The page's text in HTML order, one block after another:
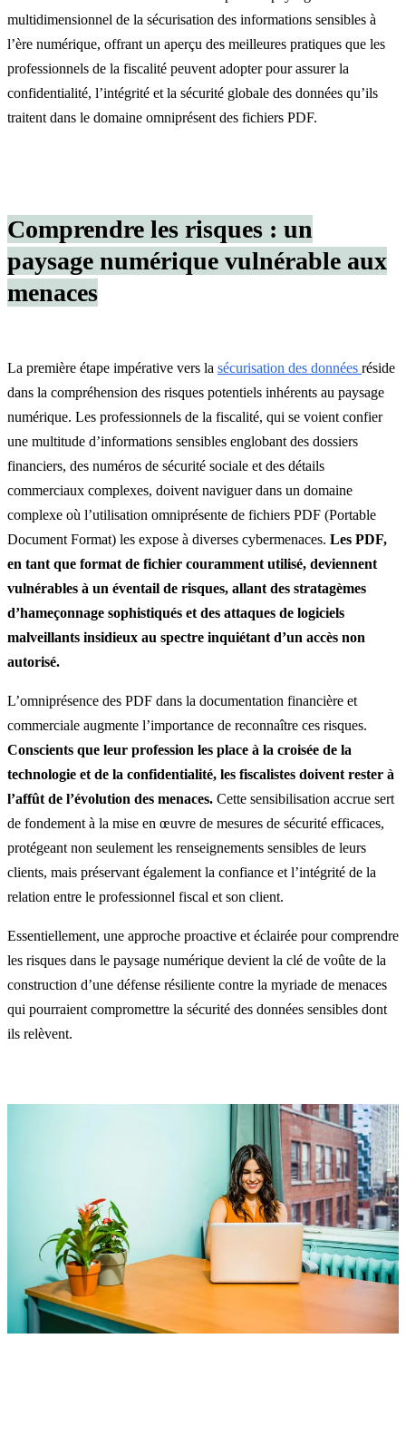
multidimensionnel de la sécurisation des informations sensibles à
l’ère numérique, offrant un aperçu des meilleures pratiques que les
professionnels de la fiscalité peuvent adopter pour assurer la
confidentialité, l’intégrité et la sécurité globale des données qu’ils
traitent dans le domaine omniprésent des fichiers PDF.
Comprendre les risques : un
paysage numérique vulnérable aux
menaces
La première étape impérative vers la sécurisation des données réside
dans la compréhension des risques potentiels inhérents au paysage
numérique. Les professionnels de la fiscalité, qui se voient confier
une multitude d’informations sensibles englobant des dossiers
financiers, des numéros de sécurité sociale et des détails
commerciaux complexes, doivent naviguer dans un domaine
complexe où l’utilisation omniprésente de fichiers PDF (Portable
Document Format) les expose à diverses cybermenaces. Les PDF,
en tant que format de fichier couramment utilisé, deviennent
vulnérables à un éventail de risques, allant des stratagèmes
d’hameçonnage sophistiqués et des attaques de logiciels
malveillants insidieux au spectre inquiétant d’un accès non
autorisé.
L’omniprésence des PDF dans la documentation financière et
commerciale augmente l’importance de reconnaître ces risques.
Conscients que leur profession les place à la croisée de la
technologie et de la confidentialité, les fiscalistes doivent rester à
l’affût de l’évolution des menaces. Cette sensibilisation accrue sert
de fondement à la mise en œuvre de mesures de sécurité efficaces,
protégeant non seulement les renseignements sensibles de leurs
clients, mais préservant également la confiance et l’intégrité de la
relation entre le professionnel fiscal et son client.
Essentiellement, une approche proactive et éclairée pour comprendre
les risques dans le paysage numérique devient la clé de voûte de la
construction d’une défense résiliente contre la myriade de menaces
qui pourraient compromettre la sécurité des données sensibles dont
ils relèvent.